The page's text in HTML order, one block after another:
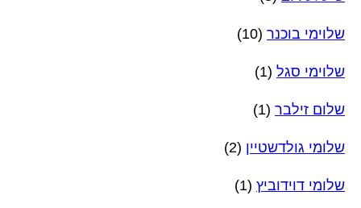
שלוימי בוכנר (10)
שלוימי סגל (1)
שלום זילבר (1)
שלומי גולדשטיין (2)
שלומי דוידוביץ (1)